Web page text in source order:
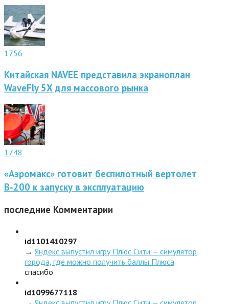
1756
Китайская NAVEE представила экраноплан
WaveFly 5X для массового рынка
1748
«Аэромакс» готовит беспилотный вертолет
В-200 к запуску в эксплуатацию
последние Комментарии
id1101410297
→ Яндекс выпустил игру Плюс Сити — симулятор
города, где можно получить баллы Плюса
спасибо
id1099677118